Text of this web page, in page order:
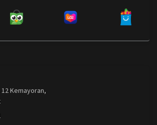
12 Kemayoran,